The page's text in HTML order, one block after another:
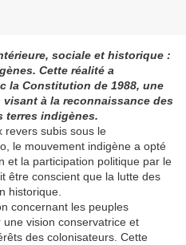
sociale et historique :
Cette réalité a
la Constitution de 1988, une
à la reconnaissance des
terres indigènes.
revers subis sous le
le mouvement indigène a opté
et la participation politique par le
être conscient que la lutte des
historique.
concernant les peuples
vision conservatrice et
des colonisateurs. Cette